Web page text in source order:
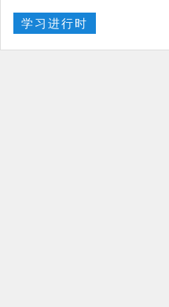
学习进行时